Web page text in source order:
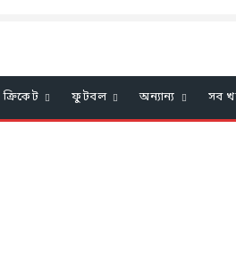
ক্রিকেট ফুটবল অন্যান্য সব